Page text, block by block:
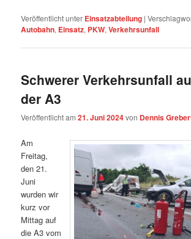
Veröffentlicht unter Einsatzabteilung |
Autobahn, Einsatz, PKW,Verkehrsunfall
Schwerer Verkehrsunfall
der A3
Veröffentlicht am21. Juni 2024von Dennis
Am
Freitag,
den 21.
Juni
wurden wir
kurz vor
Mittag auf
die A3 vom